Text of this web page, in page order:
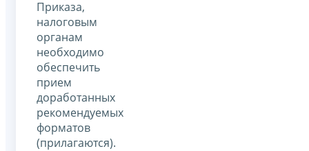
Приказа,
налоговым
органам
необходимо
обеспечить
прием
доработанных
рекомендуемых
форматов
(прилагаются).